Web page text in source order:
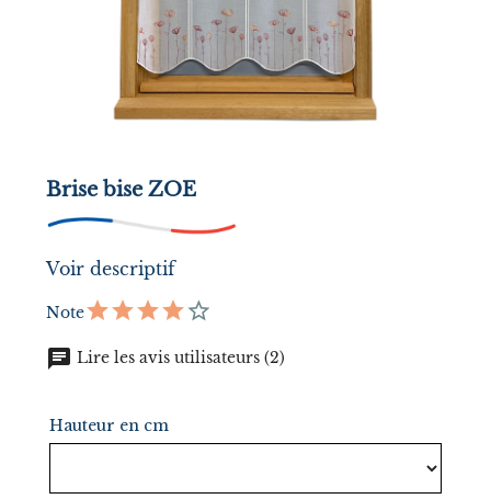
Brise bise ZOE
Voir descriptif
Note
chat Lire les avis utilisateurs (2)
Hauteur en cm